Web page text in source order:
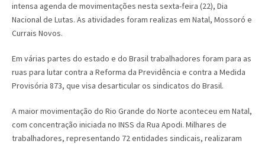
intensa agenda de movimentações nesta sexta-feira (22), Dia
Nacional de Lutas. As atividades foram realizas em Natal, Mossoró e
Currais Novos.
Em várias partes do estado e do Brasil trabalhadores foram para as
ruas para lutar contra a Reforma da Previdência e contra a Medida
Provisória 873, que visa desarticular os sindicatos do Brasil.
A maior movimentação do Rio Grande do Norte aconteceu em Natal,
com concentração iniciada no INSS da Rua Apodi. Milhares de
trabalhadores, representando 72 entidades sindicais, realizaram